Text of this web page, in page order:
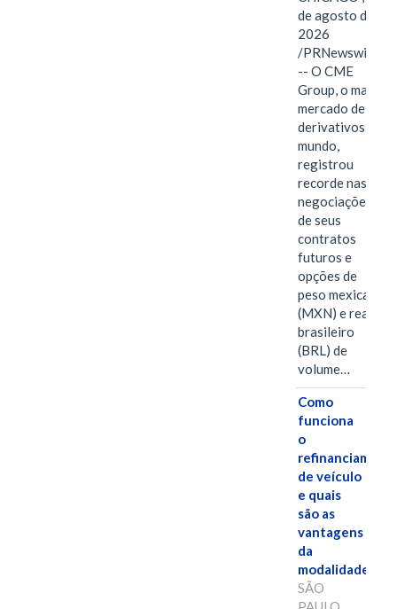
de agosto de
2026
/PRNewswire/
-- O CME
Group, o maior
mercado de
derivativos do
mundo,
registrou
recorde nas
negociações
de seus
contratos
futuros e
opções de
peso mexicano
(MXN) e real
brasileiro
(BRL) de
volume…
Como
funciona
o
de veículo
e quais
são as
vantagens
da
modalidade?
SÃO